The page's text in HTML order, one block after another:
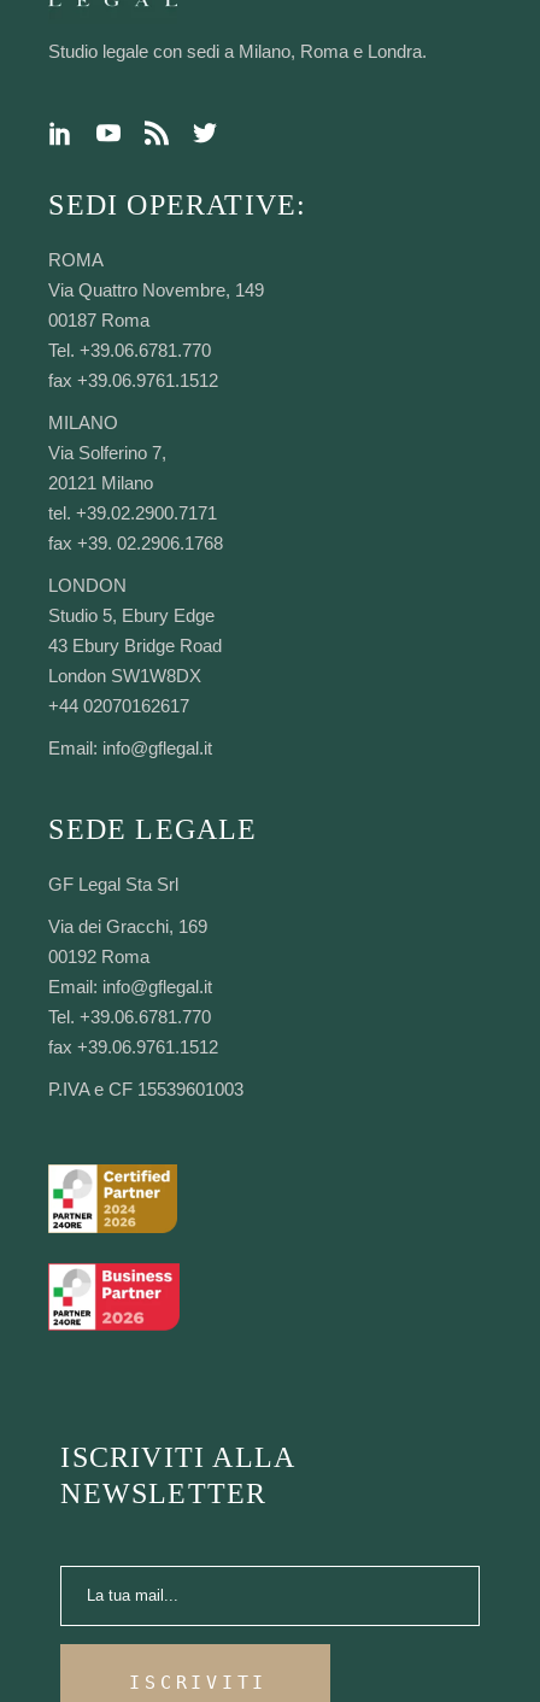
Studio legale con sedi a Milano, Roma e Londra.
SEDI OPERATIVE:
ROMA
Via Quattro Novembre, 149
00187 Roma
Tel. +39.06.6781.770
fax +39.06.9761.1512
MILANO
Via Solferino 7,
20121 Milano
tel. +39.02.2900.7171
fax +39. 02.2906.1768
LONDON
Studio 5, Ebury Edge
43 Ebury Bridge Road
London SW1W8DX
+44 02070162617
Email: info@gflegal.it
SEDE LEGALE
GF Legal Sta Srl
Via dei Gracchi, 169
00192 Roma
Email: info@gflegal.it
Tel. +39.06.6781.770
fax +39.06.9761.1512
P.IVA e CF 15539601003
ISCRIVITI ALLA
NEWSLETTER
ISCRIVITI